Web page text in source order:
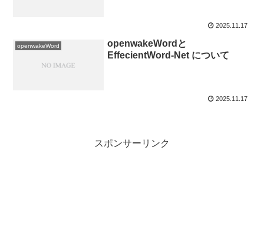
2025.11.17
openwakeWord
openwakeWordと
EffecientWord-Net について
2025.11.17
スポンサーリンク